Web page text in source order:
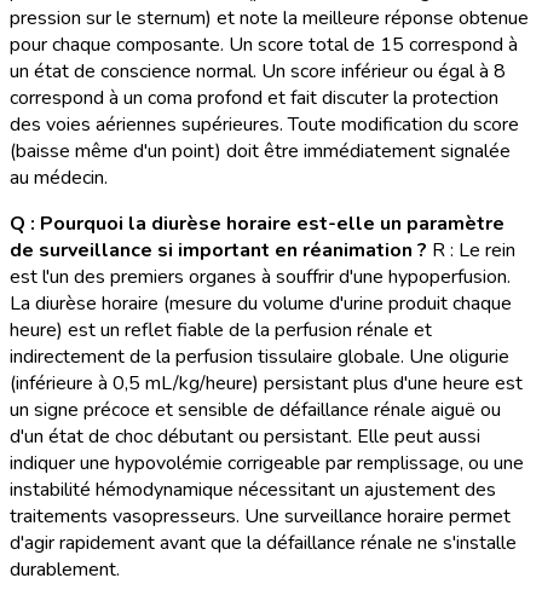
pression sur le sternum) et note la meilleure réponse obtenue
pour chaque composante. Un score total de 15 correspond à
un état de conscience normal. Un score inférieur ou égal à 8
correspond à un coma profond et fait discuter la protection
des voies aériennes supérieures. Toute modification du score
(baisse même d'un point) doit être immédiatement signalée
au médecin.
Q : Pourquoi la diurèse horaire est-elle un paramètre
de surveillance si important en réanimation ? R : Le rein
est l'un des premiers organes à souffrir d'une hypoperfusion.
La diurèse horaire (mesure du volume d'urine produit chaque
heure) est un reflet fiable de la perfusion rénale et
indirectement de la perfusion tissulaire globale. Une oligurie
(inférieure à 0,5 mL/kg/heure) persistant plus d'une heure est
un signe précoce et sensible de défaillance rénale aiguë ou
d'un état de choc débutant ou persistant. Elle peut aussi
indiquer une hypovolémie corrigeable par remplissage, ou une
instabilité hémodynamique nécessitant un ajustement des
traitements vasopresseurs. Une surveillance horaire permet
d'agir rapidement avant que la défaillance rénale ne s'installe
durablement.